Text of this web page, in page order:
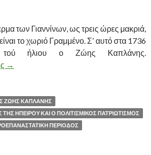
των Γιαννίνων, ως τρεις ώρες μακριά,
το χωριό Γραμμένο. Σ’ αυτό στα 1736
ήλιου ο Ζώης Καπλάνης.
Ο ΕΘΝΙΚΟΣ ΕΥΕΡΓΕΤΗΣ ΖΩΗΣ
→
ΖΩΗΣ ΚΑΠΛΑΝΗΣ
ΤΗΣ ΗΠΕΙΡΟΥ ΚΑΙ Ο ΠΟΛΙΤΙΣΜΙΚΟΣ ΠΑΤΡΙΩΤΙΣΜΟΣ
ΠΕΡΙΟΔΟΣ